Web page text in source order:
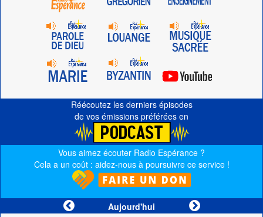
Réécoutez les derniers épisodes
de vos émissions préférées en
Vous aimez écouter Radio Espérance ?
Cela a un coût : aidez-nous à poursuivre ce service !
Aujourd'hui